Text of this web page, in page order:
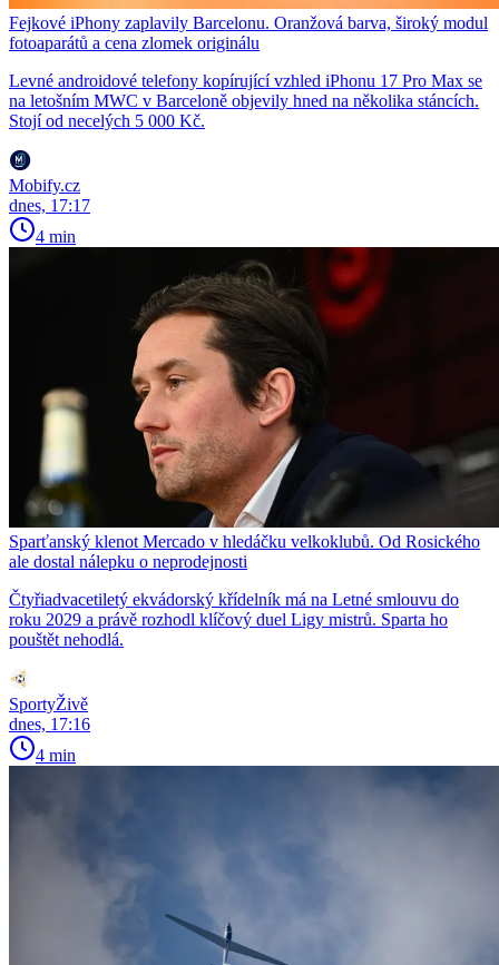
Fejkové iPhony zaplavily Barcelonu. Oranžová barva, široký modul
fotoaparátů a cena zlomek originálu
Levné androidové telefony kopírující vzhled iPhonu 17 Pro Max se
na letošním MWC v Barceloně objevily hned na několika stáncích.
Stojí od necelých 5 000 Kč.
Mobify.cz
dnes, 17:17
4 min
Sparťanský klenot Mercado v hledáčku velkoklubů. Od Rosického
ale dostal nálepku o neprodejnosti
Čtyřiadvacetiletý ekvádorský křídelník má na Letné smlouvu do
roku 2029 a právě rozhodl klíčový duel Ligy mistrů. Sparta ho
pouštět nehodlá.
SportyŽivě
dnes, 17:16
4 min